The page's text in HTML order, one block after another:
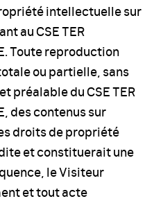
intellectuelle sur
au CSE TER
Toute reproduction
ou partielle, sans
préalable du CSE TER
des contenus sur
droits de propriété
et constituerait une
le Visiteur
et tout acte